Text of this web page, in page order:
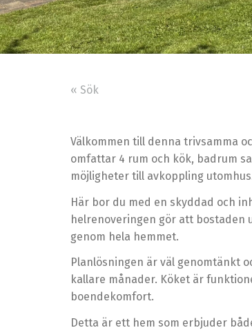
« Sök
Välkommen till denna trivsamma
omfattar 4 rum och kök, badrum
möjligheter till avkoppling
Här bor du med en skyddad och
helrenoveringen gör att bostaden
genom hela hemmet.
Planlösningen är väl genomtänkt
kallare månader. Köket är
boendekomfort.
Detta är ett hem som erbjuder